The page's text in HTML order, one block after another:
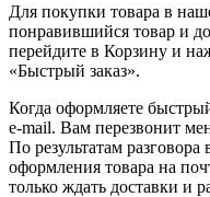
Для покупки товара в
понравившийся товар и
перейдите в Корзину и
«Быстрый заказ».
Когда оформляете
e-mail. Вам перезвонит
По результатам
оформления товара на
только ждать доставки и